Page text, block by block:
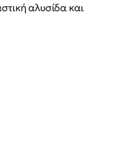
αλυσίδα και